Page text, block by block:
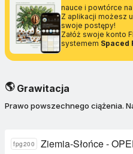
nauce i powtórce na
Z aplikacji możesz
swoje postępy!
Załóż swoje konto
systemem Spaced
🌎 Grawitacja
Prawo powszechnego ciążenia.
fpg200 Ziemia-Słońce -